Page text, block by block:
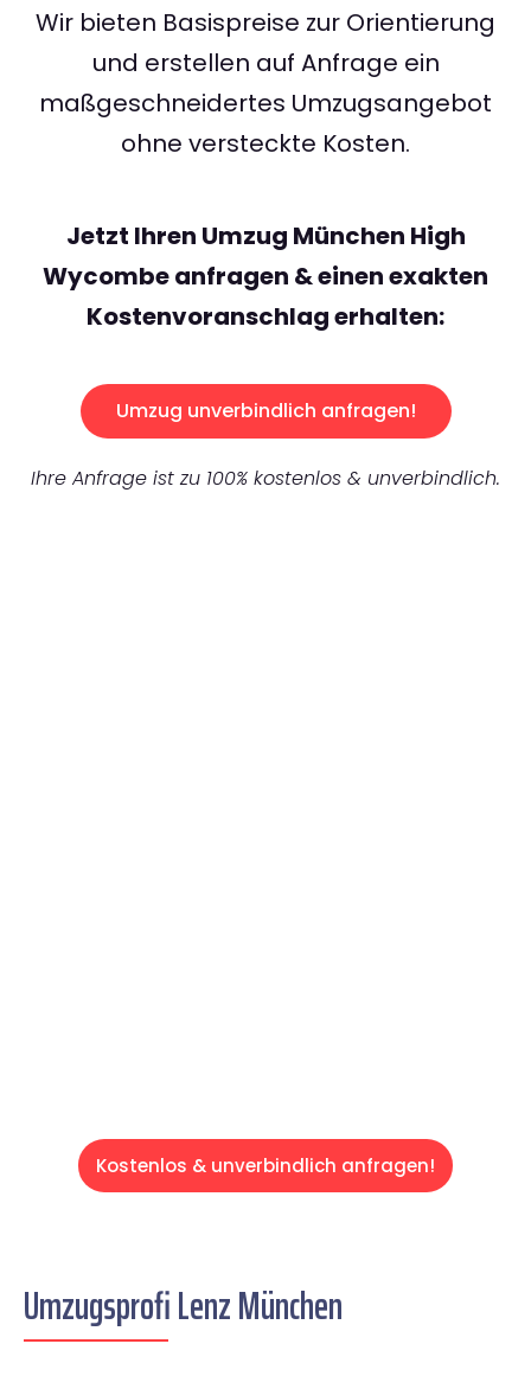
Wir bieten Basispreise zur Orientierung
und erstellen auf Anfrage ein
maßgeschneidertes Umzugsangebot
ohne versteckte Kosten.
Jetzt Ihren Umzug München High
Wycombe anfragen & einen exakten
Kostenvoranschlag erhalten:
Umzug unverbindlich anfragen!
Ihre Anfrage ist zu 100% kostenlos & unverbindlich.
Kostenlos & unverbindlich anfragen!
Umzugsprofi Lenz München